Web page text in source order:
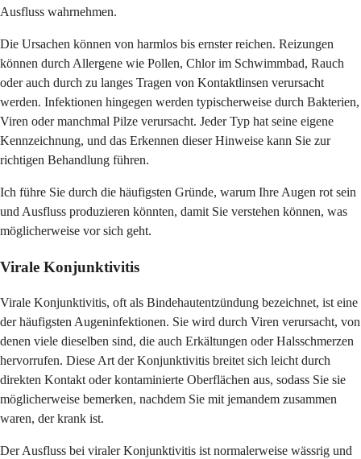
Ausfluss wahrnehmen.
Die Ursachen können von harmlos bis ernster reichen. Reizungen
können durch Allergene wie Pollen, Chlor im Schwimmbad, Rauch
oder auch durch zu langes Tragen von Kontaktlinsen verursacht
werden. Infektionen hingegen werden typischerweise durch Bakterien,
Viren oder manchmal Pilze verursacht. Jeder Typ hat seine eigene
Kennzeichnung, und das Erkennen dieser Hinweise kann Sie zur
richtigen Behandlung führen.
Ich führe Sie durch die häufigsten Gründe, warum Ihre Augen rot sein
und Ausfluss produzieren könnten, damit Sie verstehen können, was
möglicherweise vor sich geht.
Virale Konjunktivitis
Virale Konjunktivitis, oft als Bindehautentzündung bezeichnet, ist eine
der häufigsten Augeninfektionen. Sie wird durch Viren verursacht, von
denen viele dieselben sind, die auch Erkältungen oder Halsschmerzen
hervorrufen. Diese Art der Konjunktivitis breitet sich leicht durch
direkten Kontakt oder kontaminierte Oberflächen aus, sodass Sie sie
möglicherweise bemerken, nachdem Sie mit jemandem zusammen
waren, der krank ist.
Der Ausfluss bei viraler Konjunktivitis ist normalerweise wässrig und